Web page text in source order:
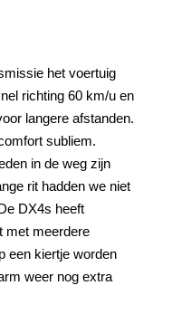
het voertuig
richting 60 km/u en
langere afstanden.
subliem.
in de weg zijn
rit hadden we niet
DX4s heeft
met meerdere
een kiertje worden
weer nog extra